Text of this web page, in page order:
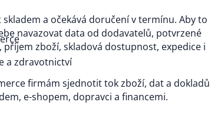
a zdravotnictví
a očekává doručení v termínu. Aby to
navazovat data od dodavatelů, potvrzené
příjem zboží, skladová dostupnost, expedice i
firmám sjednotit tok zboží, dat a dokladů
e-shopem, dopravci a financemi.